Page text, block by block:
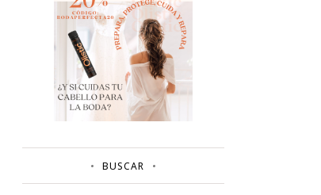
BUSCAR